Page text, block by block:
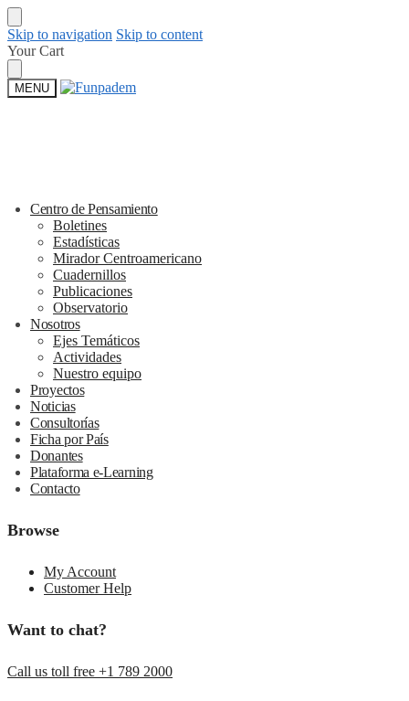
Skip to navigation Skip to content
Your Cart
MENU
Centro de Pensamiento
Boletines
Estadísticas
Mirador Centroamericano
Cuadernillos
Publicaciones
Observatorio
Nosotros
Ejes Temáticos
Actividades
Nuestro equipo
Proyectos
Noticias
Consultorías
Ficha por País
Donantes
Plataforma e-Learning
Contacto
Browse
My Account
Customer Help
Want to chat?
Call us toll free +1 789 2000